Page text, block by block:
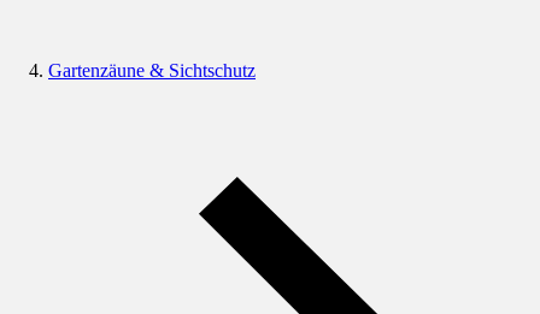
Gartenzäune & Sichtschutz